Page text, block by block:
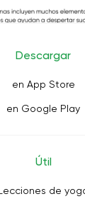
Descargar
en App Store
en Google Play
Útil
de